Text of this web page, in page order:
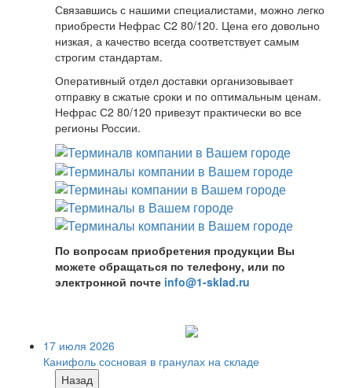
Связавшись с нашими специалистами, можно легко
приобрести Нефрас С2 80/120. Цена его довольно
низкая, а качество всегда соответствует самым
строгим стандартам.
Оперативный отдел доставки организовывает
отправку в сжатые сроки и по оптимальным ценам.
Нефрас С2 80/120 привезут практически во все
регионы России.
По вопросам приобретения продукции Вы
можете обращаться по телефону, или по
электронной почте info@1-sklad.ru
17 июля 2026
Канифоль сосновая в гранулах на складе
Назад